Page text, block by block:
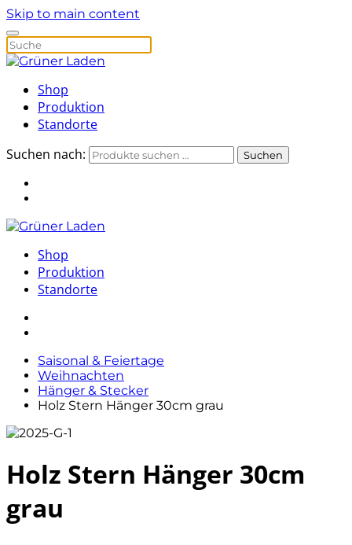
Skip to main content
Shop
Produktion
Standorte
Suchen nach:
Suchen
Shop
Produktion
Standorte
Saisonal & Feiertage
Weihnachten
Hänger & Stecker
Holz Stern Hänger 30cm grau
Holz Stern Hänger 30cm
grau